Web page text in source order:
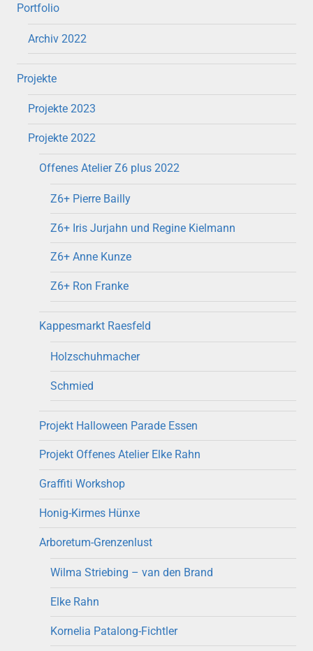
Portfolio
Archiv 2022
Projekte
Projekte 2023
Projekte 2022
Offenes Atelier Z6 plus 2022
Z6+ Pierre Bailly
Z6+ Iris Jurjahn und Regine Kielmann
Z6+ Anne Kunze
Z6+ Ron Franke
Kappesmarkt Raesfeld
Holzschuhmacher
Schmied
Projekt Halloween Parade Essen
Projekt Offenes Atelier Elke Rahn
Graffiti Workshop
Honig-Kirmes Hünxe
Arboretum-Grenzenlust
Wilma Striebing – van den Brand
Elke Rahn
Kornelia Patalong-Fichtler